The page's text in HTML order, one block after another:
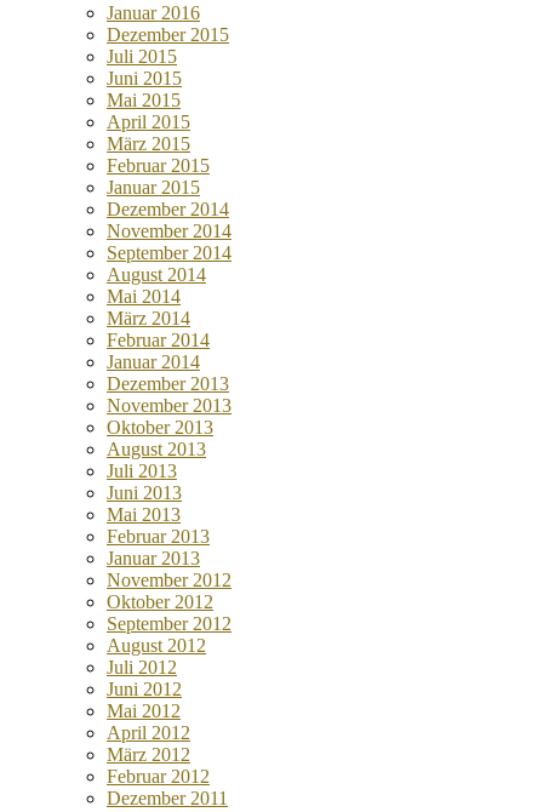
Januar 2016
Dezember 2015
Juli 2015
Juni 2015
Mai 2015
April 2015
März 2015
Februar 2015
Januar 2015
Dezember 2014
November 2014
September 2014
August 2014
Mai 2014
März 2014
Februar 2014
Januar 2014
Dezember 2013
November 2013
Oktober 2013
August 2013
Juli 2013
Juni 2013
Mai 2013
Februar 2013
Januar 2013
November 2012
Oktober 2012
September 2012
August 2012
Juli 2012
Juni 2012
Mai 2012
April 2012
März 2012
Februar 2012
Dezember 2011